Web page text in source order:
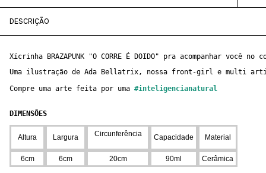
DESCRIÇÃO
Xícrinha BRAZAPUNK "O CORRE É DOIDO" pra acompanhar você
Uma ilustração de Ada Bellatrix, nossa front-girl e multi
Compre uma arte feita por uma #inteligencianatural
DIMENSÕES
Altura Largura Circunferência Capacidade Material
6cm 6cm 20cm 90ml Cerâmica